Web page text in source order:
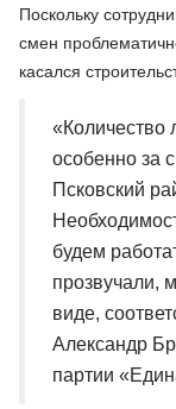
Поскольку
смен
касался
«Количество
особенно за
Псковский
будем
прозвучали,
виде,
Александр
партии